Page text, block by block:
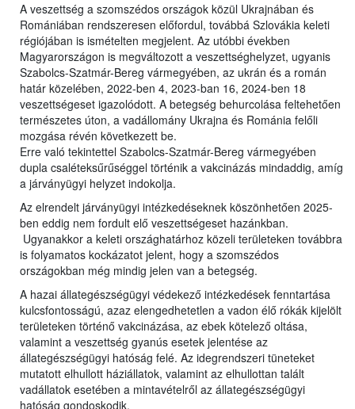
A veszettség a szomszédos országok közül Ukrajnában és
Romániában rendszeresen előfordul, továbbá Szlovákia keleti
régiójában is ismételten megjelent. Az utóbbi években
Magyarországon is megváltozott a veszettséghelyzet, ugyanis
Szabolcs-Szatmár-Bereg vármegyében, az ukrán és a román
határ közelében, 2022-ben 4, 2023-ban 16, 2024-ben 18
veszettségeset igazolódott. A betegség behurcolása feltehetően
természetes úton, a vadállomány Ukrajna és Románia felőli
mozgása révén következett be.
Erre való tekintettel Szabolcs-Szatmár-Bereg vármegyében
dupla csaléteksűrűséggel történik a vakcinázás mindaddig, amíg
a járványügyi helyzet indokolja.
Az elrendelt járványügyi intézkedéseknek köszönhetően 2025-
ben eddig nem fordult elő veszettségeset hazánkban.
Ugyanakkor a keleti országhatárhoz közeli területeken továbbra
is folyamatos kockázatot jelent, hogy a szomszédos
országokban még mindig jelen van a betegség.
A hazai állategészségügyi védekező intézkedések fenntartása
kulcsfontosságú, azaz elengedhetetlen a vadon élő rókák kijelölt
területeken történő vakcinázása, az ebek kötelező oltása,
valamint a veszettség gyanús esetek jelentése az
állategészségügyi hatóság felé. Az idegrendszeri tüneteket
mutatott elhullott háziállatok, valamint az elhullottan talált
vadállatok esetében a mintavételről az állategészségügyi
hatóság gondoskodik.